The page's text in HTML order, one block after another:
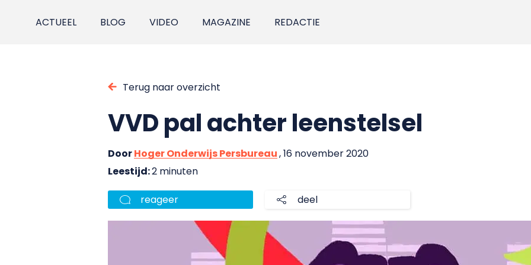
ACTUEEL BLOG VIDEO MAGAZINE REDACTIE
Terug naar overzicht
VVD pal achter leenstelsel
DoorHoger Onderwijs Persbureau, 16 november 2020
Leestijd:2 minuten
reageer deel